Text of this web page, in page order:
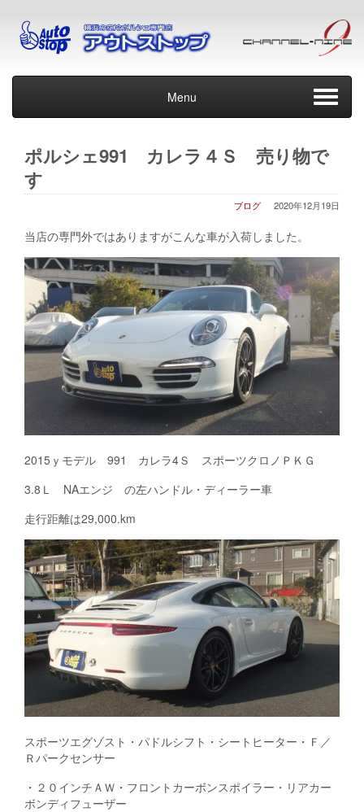
Menu
ポルシェ991 カレラ４Ｓ 売り物で
す
2020年12月19日
ブログ
当店の専門外ではありますがこんな車が入荷しました。
2015ｙモデル 991 カレラ4Ｓ スポーツクロノＰＫＧ
3.8Ｌ NAエンジ の左ハンドル・ディーラー車
走行距離は29,000.km
スポーツエグゾスト・パドルシフト・シートヒーター・Ｆ／
Ｒパークセンサー
・２０インチＡＷ・フロントカーボンスポイラー・リアカー
ボンディフューザー